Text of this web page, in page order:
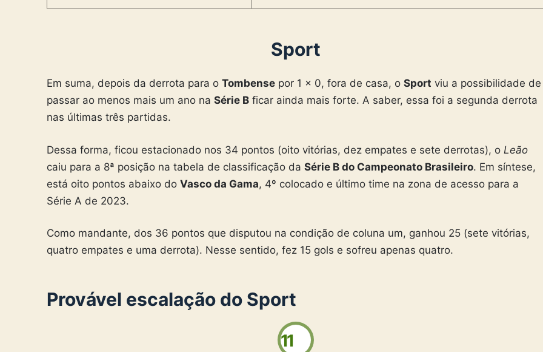
Sport
Em suma, depois da derrota para o Tombense por 1 x 0, fora de casa, o Sport viu a possibilidade de
passar ao menos mais um ano na Série B ficar ainda mais forte. A saber, essa foi a segunda derrota
nas últimas três partidas.
Dessa forma, ficou estacionado nos 34 pontos (oito vitórias, dez empates e sete derrotas), o Leão
caiu para a 8ª posição na tabela de classificação da Série B do Campeonato Brasileiro. Em síntese,
está oito pontos abaixo do Vasco da Gama, 4º colocado e último time na zona de acesso para a
Série A de 2023.
Como mandante, dos 36 pontos que disputou na condição de coluna um, ganhou 25 (sete vitórias,
quatro empates e uma derrota). Nesse sentido, fez 15 gols e sofreu apenas quatro.
Provável escalação do Sport
11